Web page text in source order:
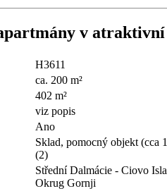
v
H3611
ca. 200 m²
402 m²
viz popis
Ano
Sklad, pomocný objekt (cca
(2)
Střední Dalmácie - Ciovo
Okrug Gornji